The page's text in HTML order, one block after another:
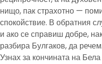
нищо, пак страхотно —
спокойствие. В обратния
и ако се справиш добре,
разбира Булгаков, да речем.
Узнах за кончината на